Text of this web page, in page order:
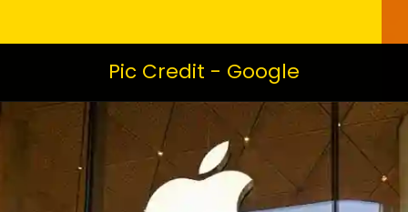
Pic Credit - Google